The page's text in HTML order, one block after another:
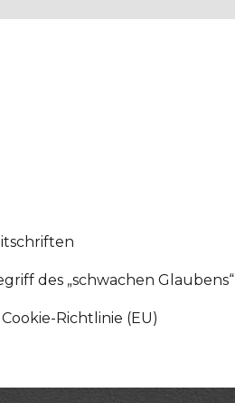
des „schwachen Glaubens“
Cookie-Richtlinie (EU)